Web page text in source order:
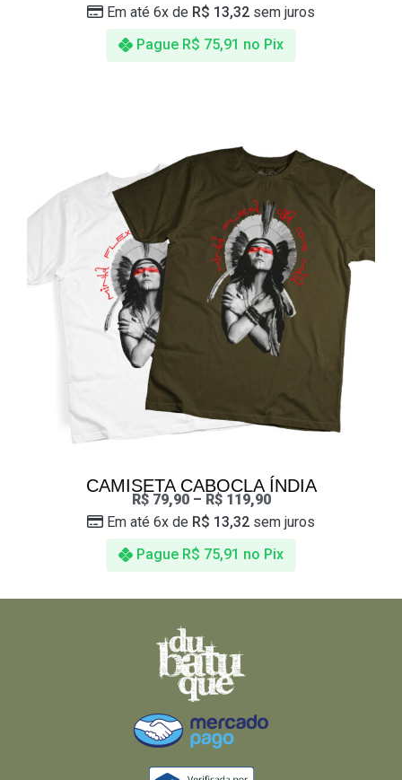
Pague R$ 75,91 no Pix
Em até 6x de R$ 13,32 sem juros
CAMISETA CABOCLA ÍNDIA
R$79,90– R$119,90
Pague R$ 75,91 no Pix
Em até 6x de R$ 13,32 sem juros